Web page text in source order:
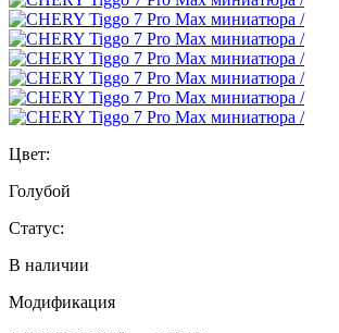
Цвет:
Голубой
Статус:
В наличии
Модификация